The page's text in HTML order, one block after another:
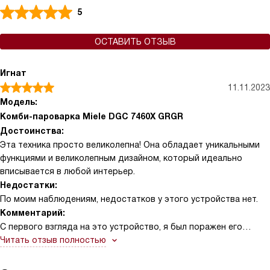
5
ОСТАВИТЬ ОТЗЫВ
Игнат
11.11.2023
Модель:
Комби-пароварка Miele DGC 7460X GRGR
Достоинства:
Эта техника просто великолепна! Она обладает уникальными
функциями и великолепным дизайном, который идеально
вписывается в любой интерьер.
Недостатки:
По моим наблюдениям, недостатков у этого устройства нет.
Комментарий:
С первого взгляда на это устройство, я был поражен его
элегантным и современным дизайном. Когда я начал его
Читать отзыв полностью